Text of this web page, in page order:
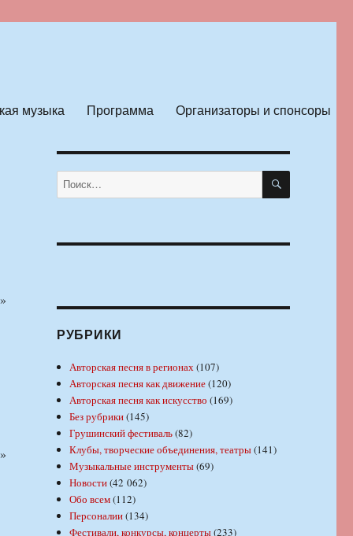
музыка Программа Организаторы и спонсоры
Искать: ПОИСК
РУБРИКИ
Авторская песня в регионах(107)
Авторская песня как движение(120)
Авторская песня как искусство (169)
Без рубрики(145)
Грушинский фестиваль(82)
Клубы, творческие объединения, театры(141)
Музыкальные инструменты(69)
Новости(42 062)
Обо всем(112)
Персоналии(134)
Фестивали, конкурсы, концерты(233)